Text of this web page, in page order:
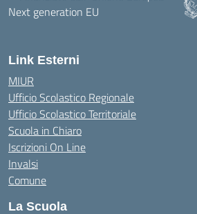
Link Esterni
MIUR
Ufficio Scolastico Regionale
Ufficio Scolastico Territoriale
Scuola in Chiaro
Iscrizioni On Line
Invalsi
Comune
La Scuola